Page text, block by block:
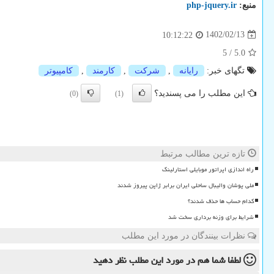
منبع: php-jquery.ir
1402/02/13
10:12:22
5.0
/
5
تگهای خبر:
رایانه , شركت , كارمند , كامپیوتر
این مطلب را می پسندید؟ (1)
(0)
تازه ترین مطالب مرتبط
راه اندازی اپراتور موبایلی استارلینک
ملی پوشان والیبال ساحلی ایران برابر ژاپن پیروز شدند
کدام حساب ها حذف شدند؟
شرایط برای وزنه برداری سخت شد
نظرات بینندگان در مورد این مطلب
لطفا شما همدر مورد این مطلبنظر دهید